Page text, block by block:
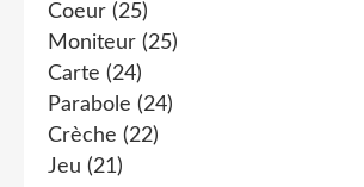
Coeur (25)
Moniteur (25)
Carte (24)
Parabole (24)
Crèche (22)
Jeu (21)